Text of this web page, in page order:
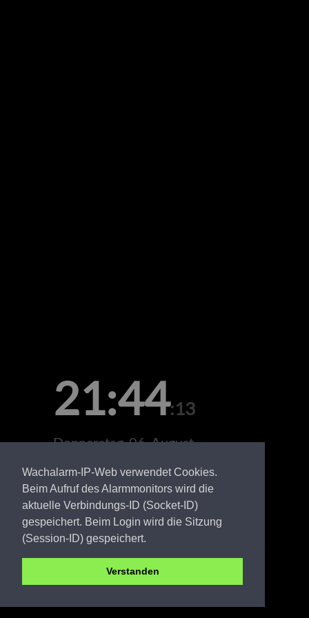
Wachalarm-IP-Web verwendet Cookies.
Beim Aufruf des Alarmmonitors wird die
aktuelle Verbindungs-ID (Socket-ID)
gespeichert. Beim Login wird die Sitzung
(Session-ID) gespeichert.
Verstanden
21:44:13
Donnerstag, 06. August
SPN FW Bloischdorf